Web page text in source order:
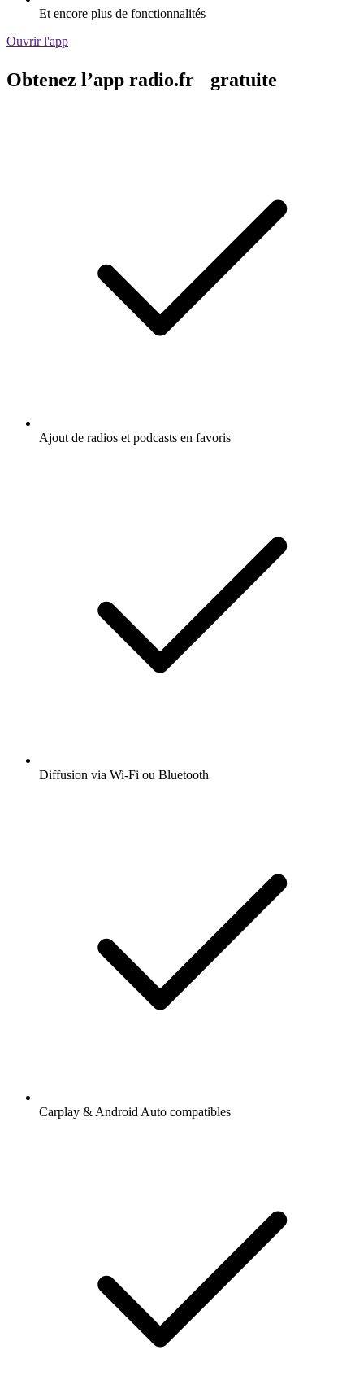
Et encore plus de fonctionnalités
Ouvrir l'app
Obtenez l’app radio.fr gratuite
Ajout de radios et podcasts en favoris
Diffusion via Wi-Fi ou Bluetooth
Carplay & Android Auto compatibles